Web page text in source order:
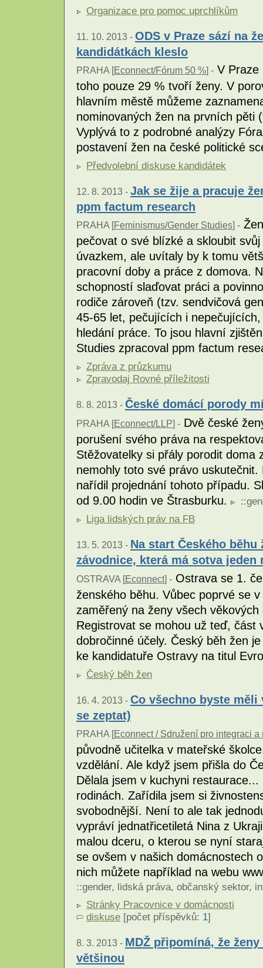
Organizace pro pomoc uprchlíkům
11. 10. 2013 - ODS v Praze sází na
kandidátkách kleslo
PRAHA [Econnect/Fórum 50 %] - V Praze
toho pouze 29 % tvoří ženy. V
hlavním městě můžeme
nominovaných žen na prvních pěti
Vyplývá to z podrobné analýzy
postavení žen na české politické
Předvolební diskuse kandidátek
12. 8. 2013 - Jak se žije a pracuje
ppm factum research
PRAHA [Feminismus/Gender Studies] -
pečovat o své blízké a skloubit
úvazkem, ale uvítaly by k tomu
pracovní doby a práce z domova.
schopností slaďovat práci a
rodiče zároveň (tzv. sendvičová
45-65 let, pečujících i
hledání práce. To jsou hlavní
Studies zpracoval ppm factum
Zpráva z průzkumu
Zpravodaj Rovné příležitosti
8. 8. 2013 - České domácí porody
PRAHA [Econnect/LLP] - Dvě české
porušení svého práva na
Stěžovatelky si přály porodit doma
nemohly toto své právo
nařídil projednání tohoto případu.
od 9.00 hodin ve Štrasburku.
::
Liga lidských práv na FB
13. 5. 2013 - Na start Českého
závodnice, která má sotva jeden
OSTRAVA [Econnect] - Ostrava se 1.
ženského běhu. Vůbec poprvé se
zaměřený na ženy všech
Registrovat se mohou už teď, část
dobročinné účely. Český běh žen
ke kandidatuře Ostravy na titul
Český běh žen
16. 4. 2013 - Co všechno byste měli
se zeptat)
PRAHA [Econnect / Sdružení pro integraci
původně učitelka v mateřské
vzdělání. Ale když jsem přišla do
Dělala jsem v kuchyni
rodinách. Zařídila jsem si
svobodnější. Není to ale tak
vypráví jednatřicetiletá Nina z
malou dceru, o kterou se nyní
se ovšem v našich domácnostech
nich můžete například na webu
::gender, lidská práva, občanský sektor,
Stránky Pracovnice v domácnosti
diskuse [počet příspěvků: 1]
8. 3. 2013 - MDŽ připomíná, že
většinou